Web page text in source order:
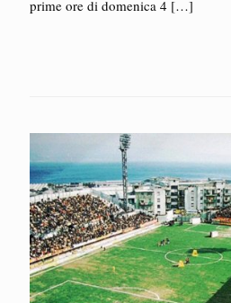
prime ore di domenica 4 […]